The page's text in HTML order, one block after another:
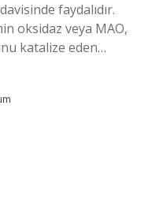
faydalıdır.
oksidaz veya MAO,
katalize eden…